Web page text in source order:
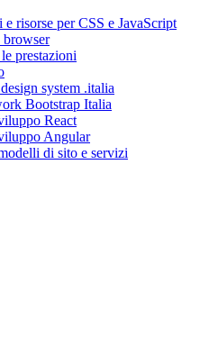
risorse per CSS e JavaScript
browser
prestazioni
system .italia
Bootstrap Italia
React
Angular
di sito e servizi